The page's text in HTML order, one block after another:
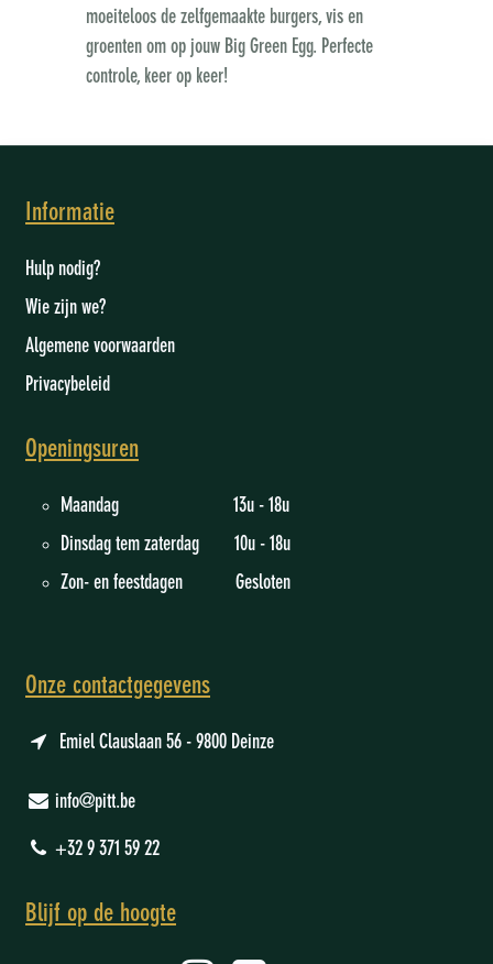
moeiteloos de zelfgemaakte burgers, vis en
groenten om op jouw Big Green Egg. Perfecte
controle, keer op keer!
Informatie
Hulp nodig?
Wie zijn we?
Algemene voorwaarden
Privacybeleid
Openingsuren
Maandag 13u - 18u
Dinsdag tem zaterdag 10u - 18u
Zon- en feestdagen Gesloten
Onze contactgegevens
Emiel Clauslaan 56 - 9800 Deinze
info@pitt.be
+32 9 371 59 22
Blijf op de hoogte